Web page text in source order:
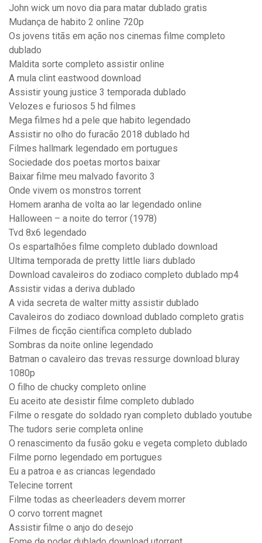
John wick um novo dia para matar dublado gratis
Mudança de habito 2 online 720p
Os jovens titãs em ação nos cinemas filme completo
dublado
Maldita sorte completo assistir online
A mula clint eastwood download
Assistir young justice 3 temporada dublado
Velozes e furiosos 5 hd filmes
Mega filmes hd a pele que habito legendado
Assistir no olho do furacão 2018 dublado hd
Filmes hallmark legendado em portugues
Sociedade dos poetas mortos baixar
Baixar filme meu malvado favorito 3
Onde vivem os monstros torrent
Homem aranha de volta ao lar legendado online
Halloween – a noite do terror (1978)
Tvd 8x6 legendado
Os espartalhões filme completo dublado download
Ultima temporada de pretty little liars dublado
Download cavaleiros do zodiaco completo dublado mp4
Assistir vidas a deriva dublado
A vida secreta de walter mitty assistir dublado
Cavaleiros do zodiaco download dublado completo gratis
Filmes de ficção científica completo dublado
Sombras da noite online legendado
Batman o cavaleiro das trevas ressurge download bluray
1080p
O filho de chucky completo online
Eu aceito ate desistir filme completo dublado
Filme o resgate do soldado ryan completo dublado youtube
The tudors serie completa online
O renascimento da fusão goku e vegeta completo dublado
Filme porno legendado em portugues
Eu a patroa e as criancas legendado
Telecine torrent
Filme todas as cheerleaders devem morrer
O corvo torrent magnet
Assistir filme o anjo do desejo